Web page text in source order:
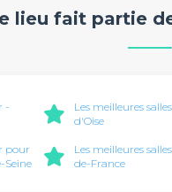
lieu fait partie
-
Les meilleures
d'Oise
pour
Seine
Les meilleures
de-France